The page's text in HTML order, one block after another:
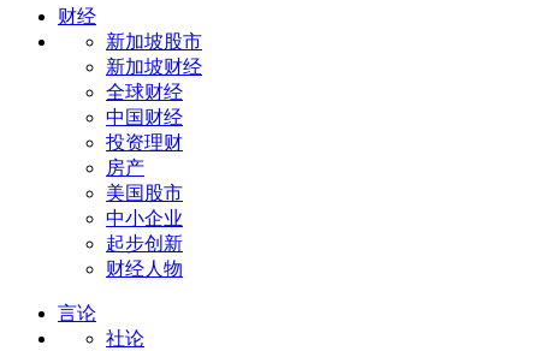
财经
新加坡股市
新加坡财经
全球财经
中国财经
投资理财
房产
美国股市
中小企业
起步创新
财经人物
言论
社论